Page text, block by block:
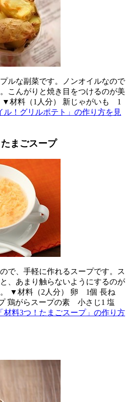
ルな副菜です。ノンオイルなので
こんがりと焼き目をつけるのが美
▼材料（1人分） 新じゃがいも 1
ル！グリルポテト」の作り方を見
たまごスープ
で、手軽に作れるスープです。ス
、あまり触らないようにするのが
。 ▼材料（2人分） 卵 1個 長ね
鶏がらスープの素 小さじ1 塩
材料3つ！たまごスープ」の作り方